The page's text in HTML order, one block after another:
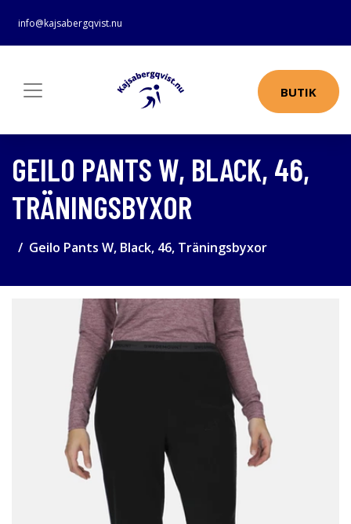
info@kajsabergqvist.nu
BUTIK
GEILO PANTS W, BLACK, 46,
TRÄNINGSBYXOR
Geilo Pants W, Black, 46, Träningsbyxor